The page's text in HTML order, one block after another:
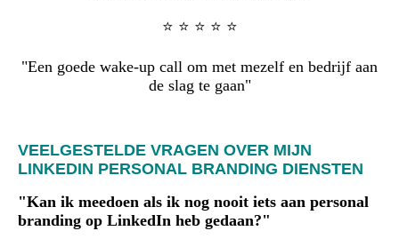
⭐️ ⭐️ ⭐️ ⭐️ ⭐️
"Een goede wake-up call om met mezelf en bedrijf aan
de slag te gaan"
VEELGESTELDE VRAGEN OVER MIJN
LINKEDIN PERSONAL BRANDING DIENSTEN
"Kan ik meedoen als ik nog nooit iets aan personal
branding op LinkedIn heb gedaan?"